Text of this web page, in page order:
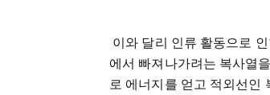
이와 달리 인류 활동으로
에서 빠져나가려는 복사열
로 에너지를 얻고 적외선인